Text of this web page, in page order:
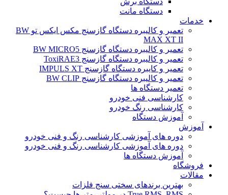
دستگاه مانت
خدمات
تعمیر و کالیبره دستگاه گازسنج مکس ایکس تو BW
MAX XT II
تعمیر و کالیبره دستگاه گازسنج BW MICRO5
تعمیر و کالیبره دستگاه گازسنج ToxiRAE3
تعمیر و کایبره دستگاه گازسنج IMPULS XT
تعمیر و کالیبره دستگاه گازسنج BW CLIP
تعمیر دستگاه ها
کارشناسی فنی خودرو
کارشناسی رنگ خودرو
آموزش دستگاه
آموزش
دوره های آموزشی کارشناسی رنگ و فنی خودرو
دوره های آموزشی کارشناسی رنگ و فنی خودرو
آموزش دستگاه ها
فروشگاه
مقالات
بهترین برندهای سختی سنج فلزات